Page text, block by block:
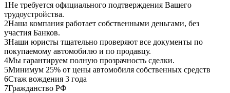
1Не требуется официального подтверждения Вашего
трудоустройства.
2Наша компания работает собственными деньгами, без
участия Банков.
3Наши юристы тщательно проверяют все документы по
покупаемому автомобилю и по продавцу.
4Мы гарантируем полную прозрачность сделки.
5Минимум 25% от цены автомобиля собственных средств
6Стаж вождения 3 года
7Гражданство РФ